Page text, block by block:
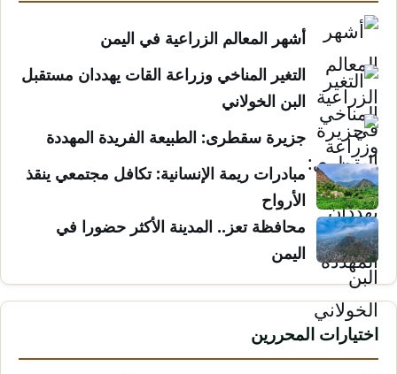
أشهر المعالم الزراعية في اليمن
التغير المناخي وزراعة القات يهددان مستقبل
البن الخولاني
جزيرة سقطرى: الطبيعة الفريدة المهددة
مبادرات ريمة الإنسانية: تكافل مجتمعي ينقذ
الأرواح
محافظة تعز.. المدينة الأكثر حضورا في
اليمن
اختيارات المحررين